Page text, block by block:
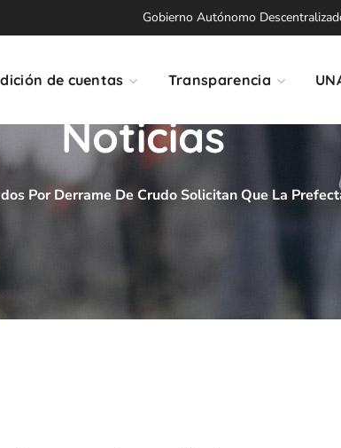
Gobierno Autónomo
de cuentas Transparencia
Noticias
Por Derrame De Crudo Solicitan Que La